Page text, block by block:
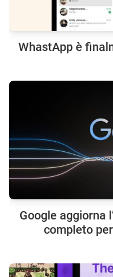
WhastApp è
Google aggiorna
completo